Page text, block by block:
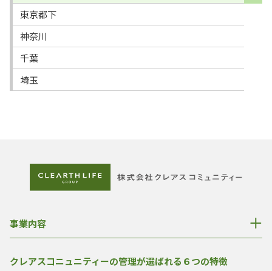
東京都下
神奈川
千葉
埼玉
事業内容
クレアスコニュニティーの管理が選ばれる６つの特徴